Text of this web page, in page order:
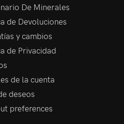
De Minerales
de Devoluciones
y cambios
de Privacidad
de la cuenta
deseos
preferences